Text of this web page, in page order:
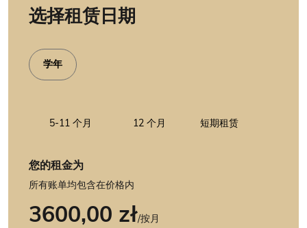
选择租赁日期
学年
5-11 个月 12 个月 短期租赁
您的租金为
所有账单均包含在价格内
3600,00 zł/按月